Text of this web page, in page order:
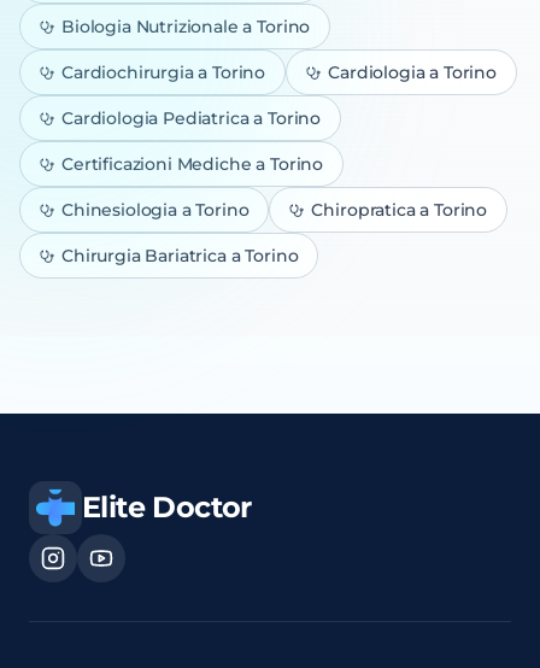
Biologia Nutrizionale a Torino
Cardiochirurgiaa Torino Cardiologiaa Torino
Cardiologia Pediatricaa Torino
Certificazioni Mediche a Torino
Chinesiologiaa Torino Chiropraticaa Torino
Chirurgia Bariatricaa Torino
Elite Doctor